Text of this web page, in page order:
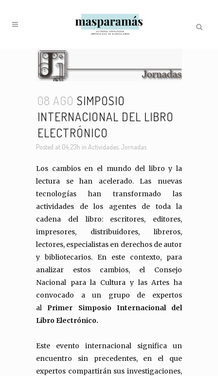
08 AGO SIMPOSIO
INTERNACIONAL DEL LIBRO
ELECTRÓNICO
Posted at 04:23h in Actividades, Jornadas
Los cambios en el mundo del libro y la
lectura se han acelerado. Las nuevas
tecnologías han transformado las
actividades de los agentes de toda la
cadena del libro: escritores, editores,
impresores, distribuidores, libreros,
lectores, especialistas en derechos de autor
y bibliotecarios. En este contexto, para
analizar estos cambios, el Consejo
Nacional para la Cultura y las Artes ha
convocado a un grupo de expertos
al Primer Simposio Internacional del
Libro Electrónico.
Este evento internacional significa un
encuentro sin precedentes, en el que
expertos compartirán sus investigaciones,